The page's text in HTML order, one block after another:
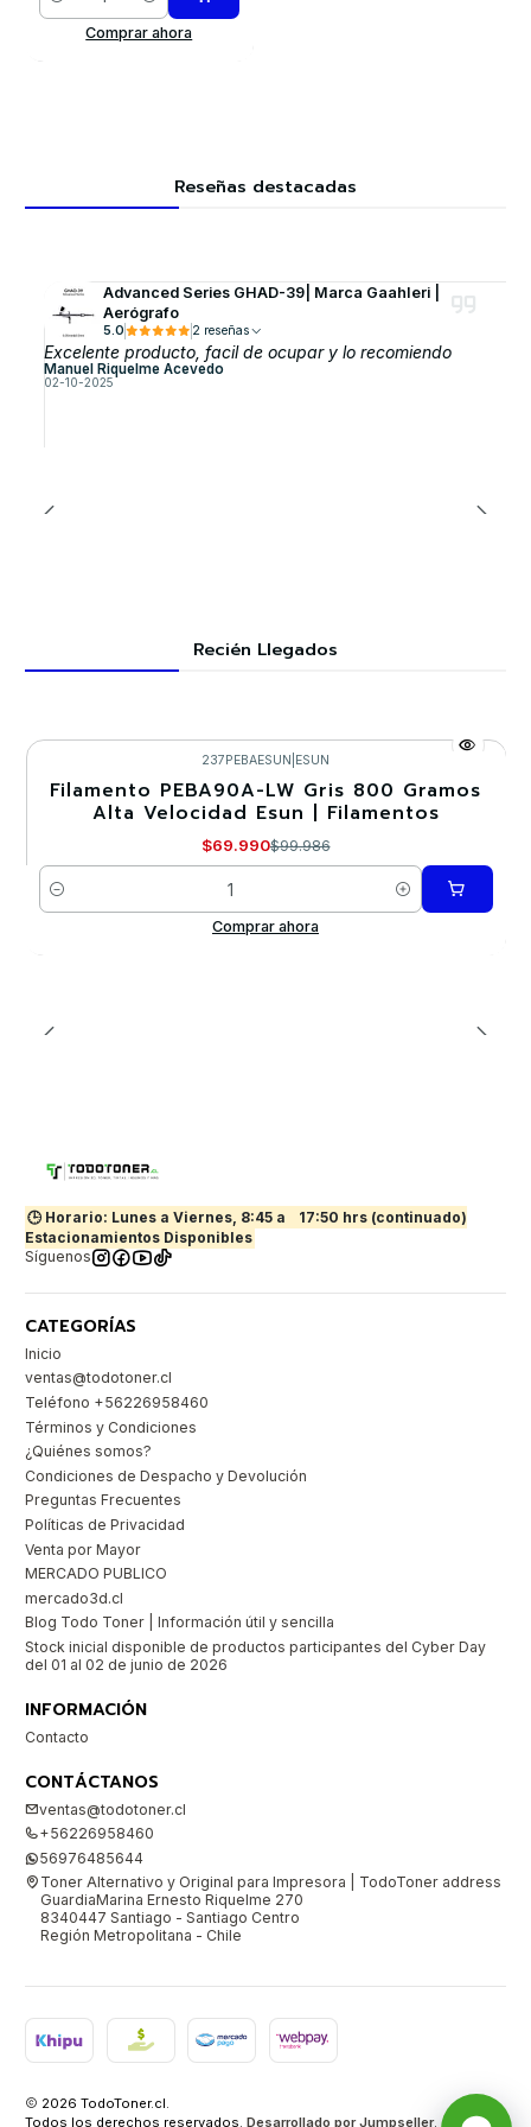
Cantidad
Comprar ahora
Reseñas destacadas
Advanced Series GHAD-39| Marca GaahIeri |
Aerógrafo
5.0 2 reseñas
Excelente producto, facil de ocupar y lo recomiendo
Manuel Riquelme Acevedo
02-10-2025
Recién Llegados
-30%
237PEBAESUN ESUN
Filamento PEBA90A-LW Gris 800 Gramos
Alta Velocidad Esun | Filamentos
$69.990$99.986
Cantidad
Comprar ahora
🕒 Horario: Lunes a Viernes, 8:45 a
17:50 hrs (continuado)
Estacionamientos Disponibles
Síguenos
CATEGORÍAS
Inicio
ventas@todotoner.cl
Teléfono +56226958460
Términos y Condiciones
¿Quiénes somos?
Condiciones de Despacho y Devolución
Preguntas Frecuentes
Políticas de Privacidad
Venta por Mayor
MERCADO PUBLICO
mercado3d.cl
Blog Todo Toner | Información útil y sencilla
Stock inicial disponible de productos participantes del Cyber Day
del 01 al 02 de junio de 2026
INFORMACIÓN
Contacto
CONTÁCTANOS
ventas@todotoner.cl
+56226958460
56976485644
Toner Alternativo y Original para Impresora | TodoToner address
GuardiaMarina Ernesto Riquelme 270
8340447 Santiago - Santiago Centro
Región Metropolitana - Chile
2026 TodoToner.cl.
Todos los derechos reservados. Desarrollado por Jumpseller.